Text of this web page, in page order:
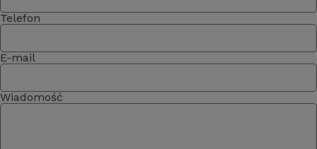
Telefon
E-mail
Wiadomość